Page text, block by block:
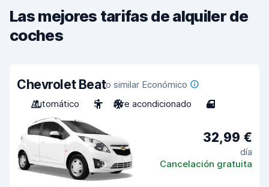
Las mejores tarifas de alquiler de
coches
Chevrolet Beato similar Económico
Automático
5 Aire acondicionado 4
32,99 €
día
Cancelación gratuita